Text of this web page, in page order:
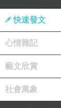
快速發文
心情雜記
藝文欣賞
社會萬象